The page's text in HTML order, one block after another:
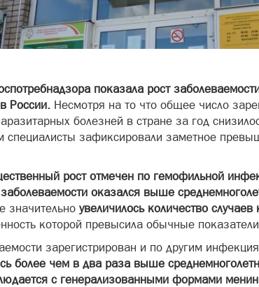
показала рост
России. Несмотря на то что общее число
болезней в стране за год
специалисты зафиксировали заметное
рост отмечен по гемофильной
оказался выше
значительно увеличилось количество случаев
которой превысила обычные
зарегистрирован и по другим
более чем в два раза выше
с генерализованными формами